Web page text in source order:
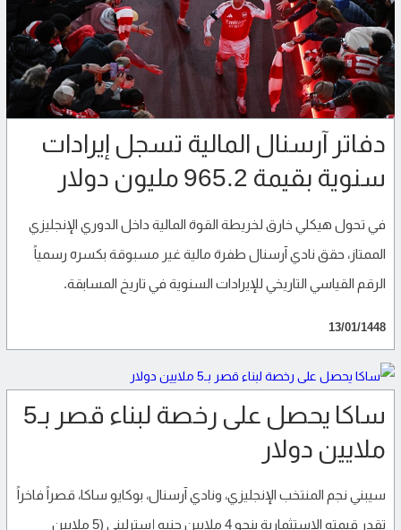
دفاتر آرسنال المالية تسجل إيرادات
سنوية بقيمة 965.2 مليون دولار
في تحول هيكلي خارق لخريطة القوة المالية داخل الدوري الإنجليزي
الممتاز، حقق نادي آرسنال طفرة مالية غير مسبوقة بكسره رسمياً
الرقم القياسي التاريخي للإيرادات السنوية في تاريخ المسابقة.
13/01/1448
ساكا يحصل على رخصة لبناء قصر بـ5
ملايين دولار
سيبني نجم المنتخب الإنجليزي، ونادي آرسنال، بوكايو ساكا، قصراً فاخراً
تقدر قيمته الاستثمارية بنحو 4 ملايين جنيه إسترليني (5 ملايين